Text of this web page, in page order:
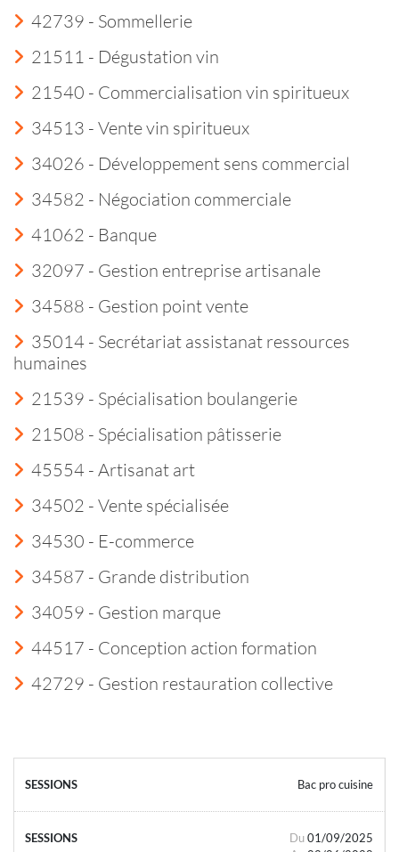
42739 - Sommellerie
21511 - Dégustation vin
21540 - Commercialisation vin spiritueux
34513 - Vente vin spiritueux
34026 - Développement sens commercial
34582 - Négociation commerciale
41062 - Banque
32097 - Gestion entreprise artisanale
34588 - Gestion point vente
35014 - Secrétariat assistanat ressources
humaines
21539 - Spécialisation boulangerie
21508 - Spécialisation pâtisserie
45554 - Artisanat art
34502 - Vente spécialisée
34530 - E-commerce
34587 - Grande distribution
34059 - Gestion marque
44517 - Conception action formation
42729 - Gestion restauration collective
Bac pro cuisine
Du 01/09/2025